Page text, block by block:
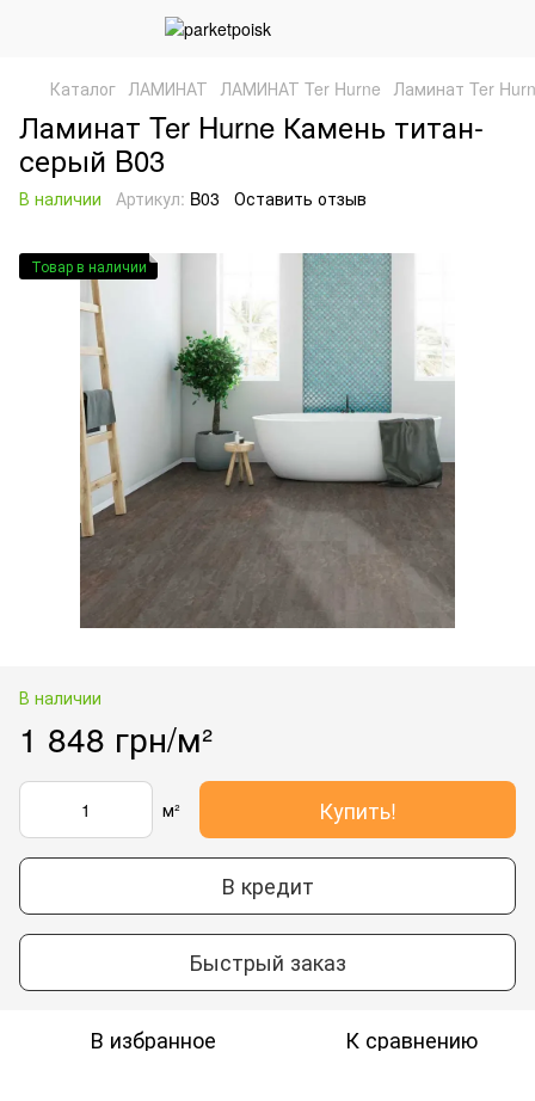
Каталог ЛАМИНАТ ЛАМИНАТ Ter Hurne Ламинат Ter
Ламинат Ter Hurne Камень титан-
серый B03
В наличии Артикул: B03 Оставить отзыв
Товар в наличии
В наличии
1 848 грн/м²
м² Купить!
В кредит
Быстрый заказ
В избранное К сравнению